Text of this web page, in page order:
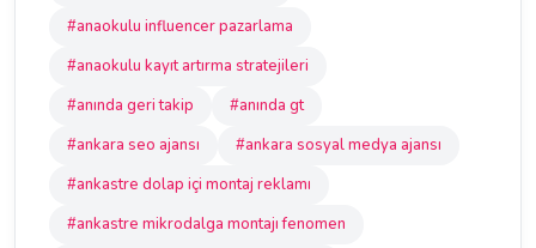
#anaokulu influencer pazarlama
#anaokulu kayıt artırma stratejileri
#anında geri takip
#anında gt
#ankara seo ajansı
#ankara sosyal medya ajansı
#ankastre dolap içi montaj reklamı
#ankastre mikrodalga montajı fenomen